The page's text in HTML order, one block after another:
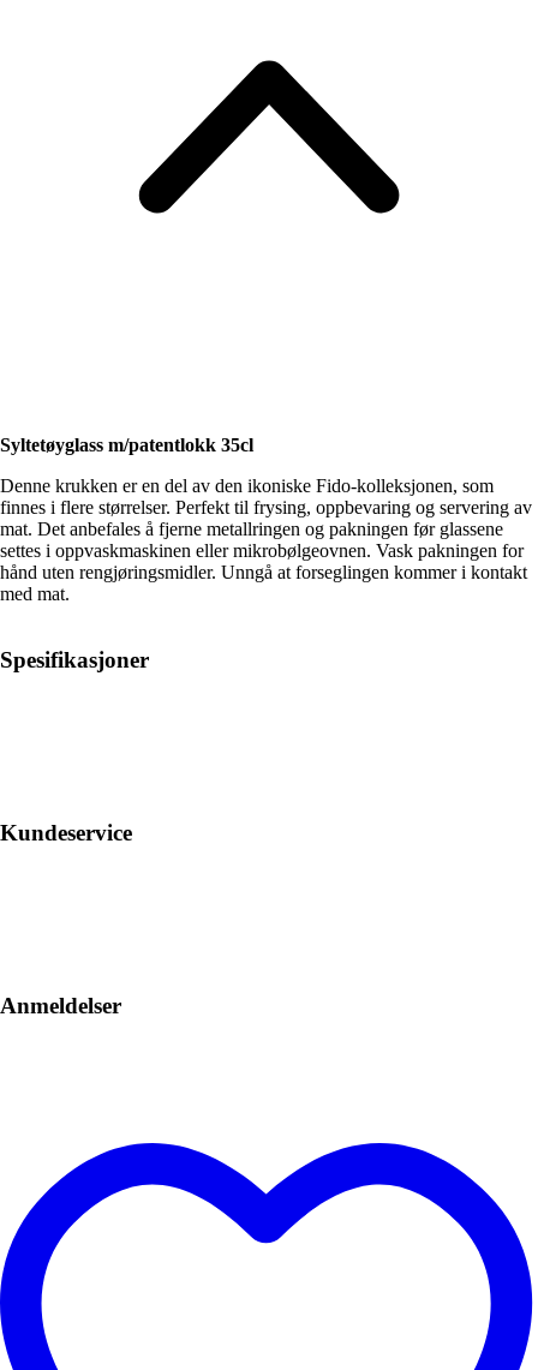
Syltetøyglass m/patentlokk 35cl
Denne krukken er en del av den ikoniske Fido-kolleksjonen, som
finnes i flere størrelser. Perfekt til frysing, oppbevaring og servering av
mat. Det anbefales å fjerne metallringen og pakningen før glassene
settes i oppvaskmaskinen eller mikrobølgeovnen. Vask pakningen for
hånd uten rengjøringsmidler. Unngå at forseglingen kommer i kontakt
med mat.
Spesifikasjoner
Kundeservice
Anmeldelser